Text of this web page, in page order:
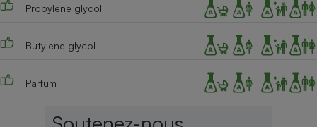
Propylene glycol
Butylene glycol
Parfum